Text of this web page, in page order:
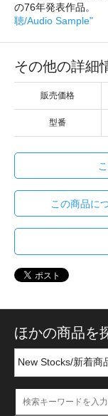
の76
聴/Audio Sample"
その他の詳細
販売価格
型番
この商品に
ほかの商品を